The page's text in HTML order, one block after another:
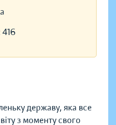
416
державу, яка все
з моменту свого